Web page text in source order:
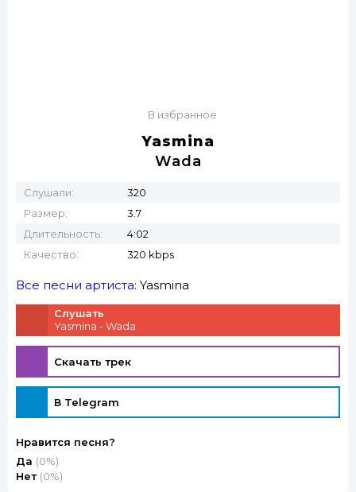
В избранное
Yasmina
Wada
Слушали:
320
Размер:
3.7
Длительность:
4:02
Качество:
320 kbps
Все песни артиста: Yasmina
Слушать
Yasmina - Wada
Скачать трек
В Telegram
Нравится песня?
Да (0%)
Нет (0%)